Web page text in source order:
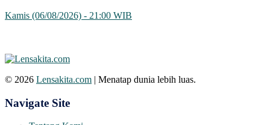
Kamis (06/08/2026) - 21:00 WIB
© 2026 Lensakita.com | Menatap dunia lebih luas.
Navigate Site